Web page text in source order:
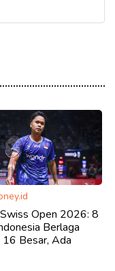
Open 2026: 8
Berlaga
16 Besar, Ada